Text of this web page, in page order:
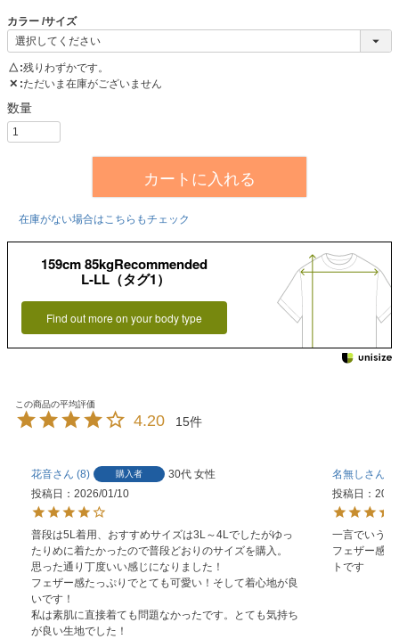
カラー サイズ
△ 残りわずかです。
✕ ただいま在庫がございません
カートに入れる
在庫がない場合はこちらもチェック
159cm 85kgRecommended
L-LL（タグ1）
Find out more on your body type
4.20 15
花音 8 購入者 30代 女性
投稿日
2026/01/10
普段は5L着用、おすすめサイズは3L～4Lでしたがゆっ
たりめに着たかったので普段どおりのサイズを購入。
思った通り丁度いい感じになりました！
フェザー感たっぷりでとても可愛い！そして着心地が良
いです！
私は素肌に直接着ても問題なかったです。とても気持ち
が良い生地でした！
名無し
投稿日
一言でいう
フェザー感
トです